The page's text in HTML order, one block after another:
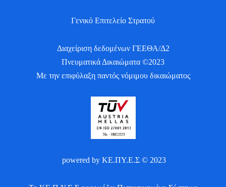
Γενικό Επιτελείο Στρατού
Διαχείριση δεδομένων ΓΕΕΘΑ/Δ2
Πνευματικά Δικαιώματα ©2023
Με την επιφύλαξη παντός νόμιμου δικαιώματος
powered by ΚΕ.ΠΥ.Ε.Σ © 2023